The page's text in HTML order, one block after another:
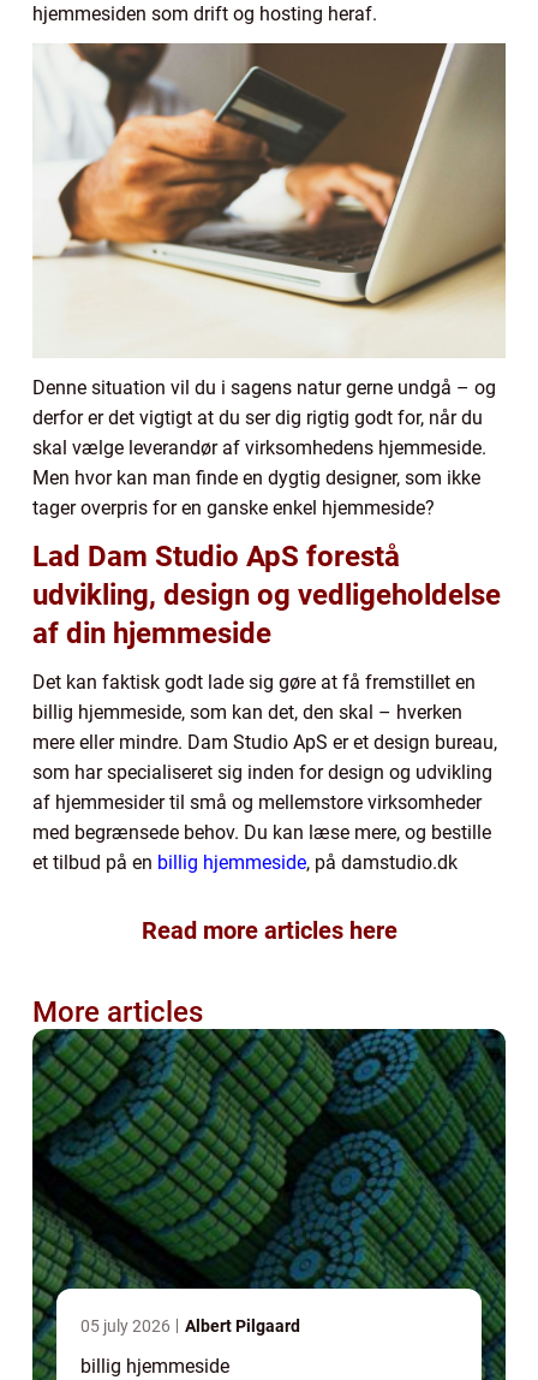
hjemmesiden som drift og hosting heraf.
Denne situation vil du i sagens natur gerne undgå – og
derfor er det vigtigt at du ser dig rigtig godt for, når du
skal vælge leverandør af virksomhedens hjemmeside.
Men hvor kan man finde en dygtig designer, som ikke
tager overpris for en ganske enkel hjemmeside?
Lad Dam Studio ApS forestå
udvikling, design og vedligeholdelse
af din hjemmeside
Det kan faktisk godt lade sig gøre at få fremstillet en
billig hjemmeside, som kan det, den skal – hverken
mere eller mindre. Dam Studio ApS er et design bureau,
som har specialiseret sig inden for design og udvikling
af hjemmesider til små og mellemstore virksomheder
med begrænsede behov. Du kan læse mere, og bestille
et tilbud på en billig hjemmeside, på damstudio.dk
Read more articles here
More articles
05 july 2026 Albert Pilgaard
billig hjemmeside